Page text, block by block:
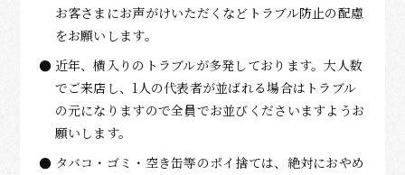
お客さまにお声がけいただくなどトラブル防止の配慮
をお願いします。
近年、横入りのトラブルが多発しております。大人数
でご来店し、1人の代表者が並ばれる場合はトラブル
の元になりますので全員でお並びくださいますようお
願いします。
タバコ・ゴミ・空き缶等のポイ捨ては、絶対におやめ